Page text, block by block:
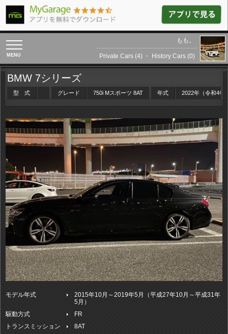
toggle
navigation
もも。
Private Cars (4) ・ History Cars (0)
BMW 7シリーズ
型 式 グレード 750i Mスポーツ 8AT 年式 2022年（令和4年
モデル年式
2015年10月～2019年5月（平成27年10月～平成31年
5月）
駆動方式
FR
トランスミッション
8AT